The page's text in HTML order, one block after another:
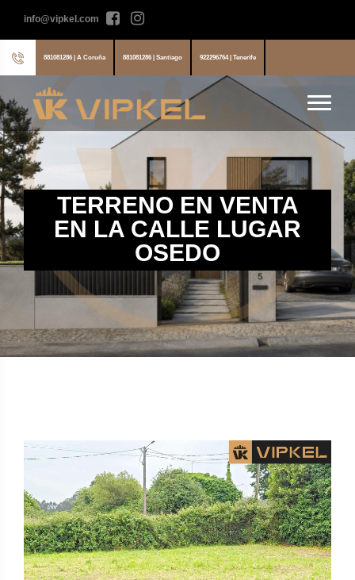
info@vipkel.com
881081286 | A Coruña 881081286 | Santiago 922296764 | Tenerife
TERRENO EN VENTA
EN LA CALLE LUGAR
OSEDO